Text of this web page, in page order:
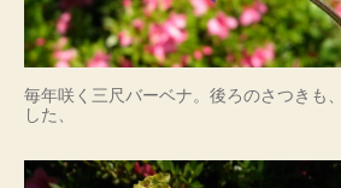
毎年咲く三尺バーベナ。後ろのさつきも
した、